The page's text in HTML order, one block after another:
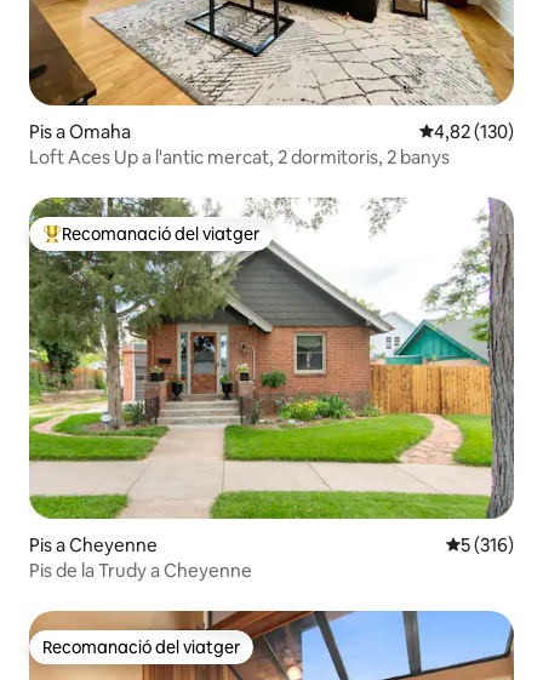
Pis a Omaha 4,82 de
4,82 (130)
Loft Aces Up a l'antic mercat, 2 dormitoris, 2 banys
Principals recomanacions dels viatgers
Recomanació del viatger
Pis a Cheyenne 5 de
5 (316)
Pis de la Trudy a Cheyenne
Recomanació del viatger
Recomanació del viatger